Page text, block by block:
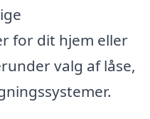
for dit hjem eller
valg af låse,